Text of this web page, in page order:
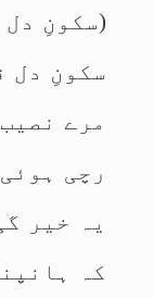
(سکونِ
سکونِ دل
مرے
رچی
یہ خیر
کہ